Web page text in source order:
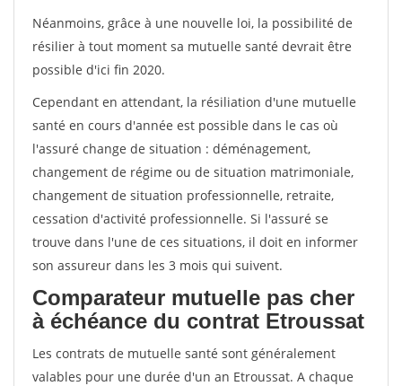
Néanmoins, grâce à une nouvelle loi, la possibilité de
résilier à tout moment sa mutuelle santé devrait être
possible d'ici fin 2020.
Cependant en attendant, la résiliation d'une mutuelle
santé en cours d'année est possible dans le cas où
l'assuré change de situation : déménagement,
changement de régime ou de situation matrimoniale,
changement de situation professionnelle, retraite,
cessation d'activité professionnelle. Si l'assuré se
trouve dans l'une de ces situations, il doit en informer
son assureur dans les 3 mois qui suivent.
Comparateur mutuelle pas cher
à échéance du contrat Etroussat
Les contrats de mutuelle santé sont généralement
valables pour une durée d'un an Etroussat. A chaque